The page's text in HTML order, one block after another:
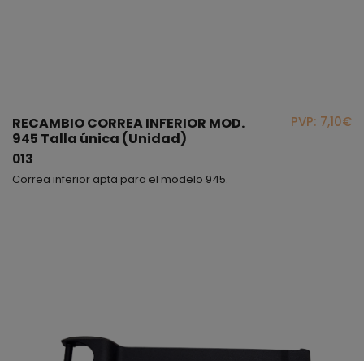
RECAMBIO CORREA INFERIOR MOD.
945 Talla única (Unidad)
013
PVP: 7,10€
Correa inferior apta para el modelo 945.